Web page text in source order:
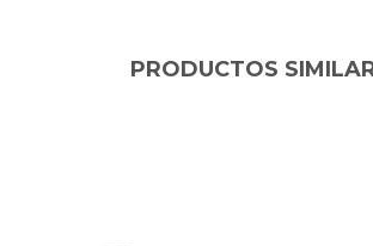
PRODUCTOS